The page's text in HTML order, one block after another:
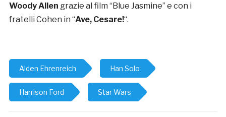
Woody Allen grazie al film “Blue Jasmine” e con i
fratelli Cohen in “Ave, Cesare!“.
Alden Ehrenreich Han Solo
Harrison Ford Star Wars